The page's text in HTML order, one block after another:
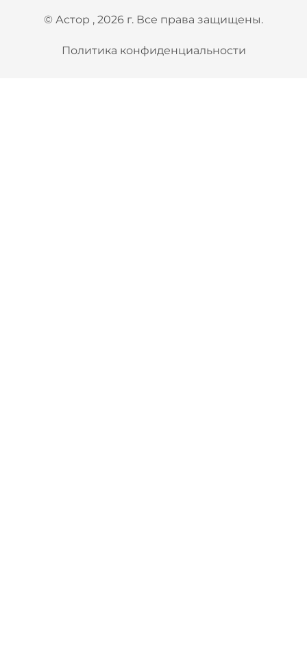
© Астор , 2026 г. Все права защищены.
Политика конфиденциальности